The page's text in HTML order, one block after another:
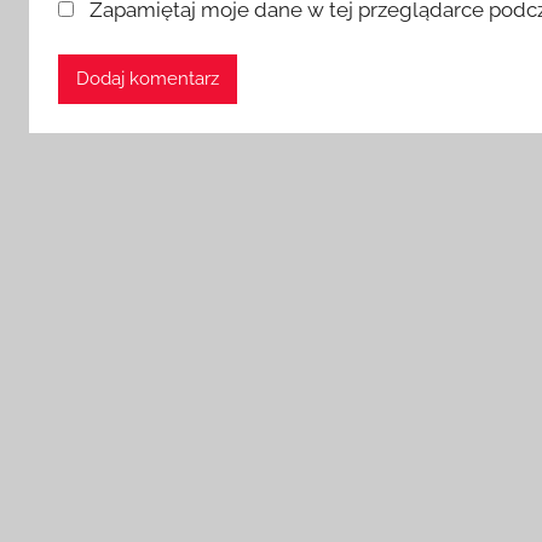
Zapamiętaj moje dane w tej przeglądarce